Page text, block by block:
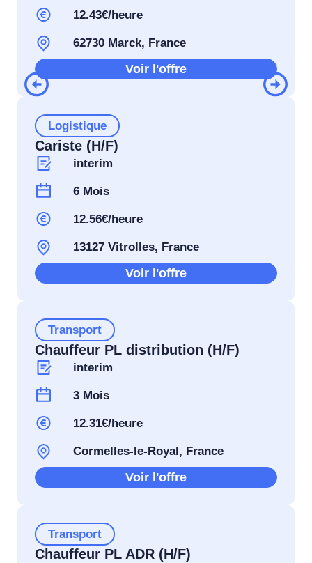
12.43€/heure
62730 Marck, France
Voir l'offre
Logistique
Cariste (H/F)
interim
6 Mois
12.56€/heure
13127 Vitrolles, France
Voir l'offre
Transport
Chauffeur PL distribution (H/F)
interim
3 Mois
12.31€/heure
Cormelles-le-Royal, France
Voir l'offre
Transport
Chauffeur PL ADR (H/F)